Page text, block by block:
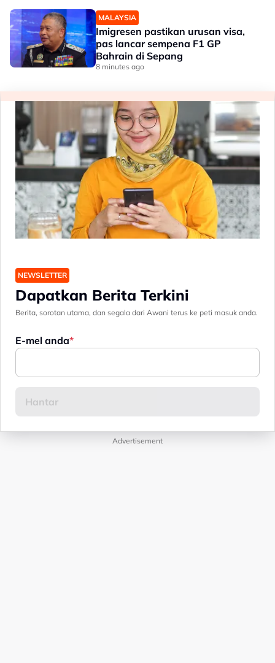
MALAYSIA
Imigresen pastikan urusan visa,
pas lancar sempena F1 GP
Bahrain di Sepang
8 minutes ago
NEWSLETTER
Dapatkan Berita Terkini
Berita, sorotan utama, dan segala dari Awani terus ke peti masuk anda.
E-mel anda
Advertisement